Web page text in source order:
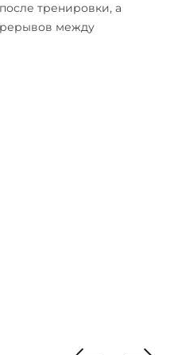
тренировки, а
между